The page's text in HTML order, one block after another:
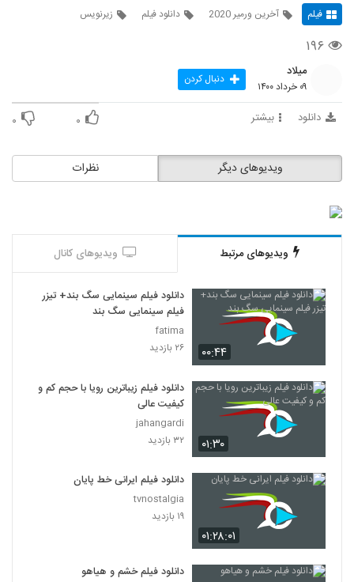
فیلم آخرین ورمیر 2020 دانلود فیلم زیرنویس
۱۹۶
میلاد
۰۹ خرداد ۱۴۰۰ دنبال کردن
دانلود بیشتر ۰ ۰
نظرات ویدیوهای دیگر
ویدیوهای مرتبط ویدیوهای کانال
۰۰:۴۴
دانلود فیلم سینمایی سگ بند+ تیزر
فیلم سینمایی سگ بند
fatima
۲۶ بازدید
۰۱:۳۰
دانلود فیلم زیباترین رویا با حجم کم و
کیفیت عالی
jahangardi
۳۲ بازدید
۰۱:۲۸:۰۱
دانلود فیلم ایرانی خط پایان
tvnostalgia
۱۹ بازدید
دانلود فیلم خشم و هیاهو